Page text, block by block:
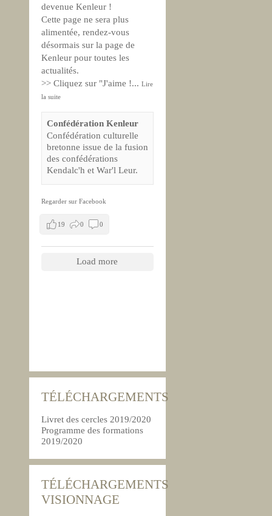
devenue Kenleur !
Cette page ne sera plus
alimentée, rendez-vous
désormais sur la page de
Kenleur pour toutes les
actualités.
>> Cliquez sur "J'aime !... Lire
la suite
Confédération Kenleur
Confédération culturelle
bretonne issue de la fusion
des confédérations
Kendalc'h et War'l Leur.
Regarder sur Facebook
19 0 0
Load more
TÉLÉCHARGEMENTS
Livret des cercles 2019/2020
Programme des formations
2019/2020
TÉLÉCHARGEMENTS
VISIONNAGE